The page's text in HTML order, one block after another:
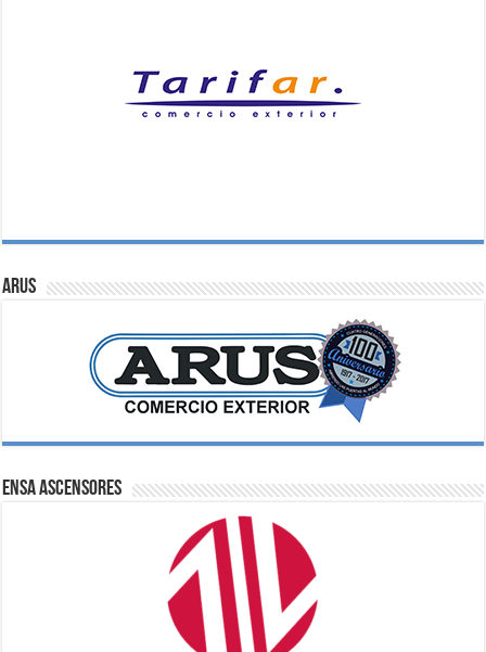
ARUS
ENSA Ascensores